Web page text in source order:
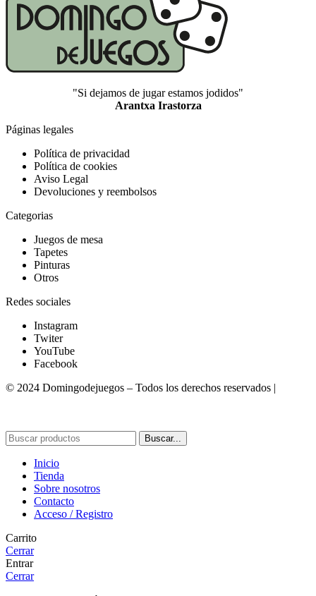
"Si dejamos de jugar estamos jodidos"
Arantxa Irastorza
Páginas legales
Política de privacidad
Política de cookies
Aviso Legal
Devoluciones y reembolsos
Categorias
Juegos de mesa
Tapetes
Pinturas
Otros
Redes sociales
Instagram
Twiter
YouTube
Facebook
© 2024 Domingodejuegos – Todos los derechos reservados |
Buscar...
Inicio
Tienda
Sobre nosotros
Contacto
Acceso / Registro
Carrito
Cerrar
Entrar
Cerrar